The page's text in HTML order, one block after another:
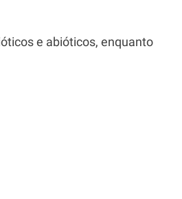
e abióticos, enquanto